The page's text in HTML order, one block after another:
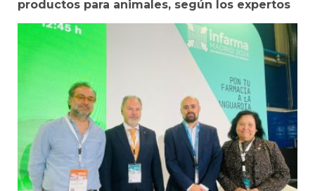
productos para animales, según los expertos